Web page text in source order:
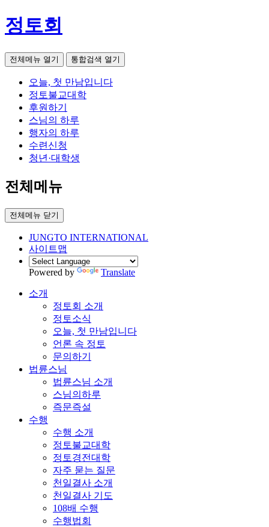
정토회
전체메뉴 열기 통합검색 열기
오늘, 첫 만남입니다
정토불교대학
후원하기
스님의 하루
행자의 하루
수련신청
청년·대학생
전체메뉴
전체메뉴 닫기
JUNGTO INTERNATIONAL
사이트맵
Powered by Translate
소개
정토회 소개
정토소식
오늘, 첫 만남입니다
언론 속 정토
문의하기
법륜스님
법륜스님 소개
스님의하루
즉문즉설
수행
수행 소개
정토불교대학
정토경전대학
자주 묻는 질문
천일결사 소개
천일결사 기도
108배 수행
수행법회